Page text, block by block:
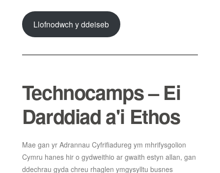
Llofnodwch y ddeiseb
Technocamps – Ei
Darddiad a'i Ethos
Mae gan yr Adrannau Cyfrifiadureg ym mhrifysgolion
Cymru hanes hir o gydweithio ar gwaith estyn allan, gan
ddechrau gyda chreu rhaglen ymgysylltu busnes